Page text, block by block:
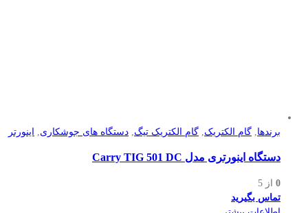
برندها گام الکتریک گام الکتریک تیگ دستگاه های جوشکاری اینورتر
دستگاه اینورتری مدل Carry TIG 501 DC
0 از 5
تماس بگیرید